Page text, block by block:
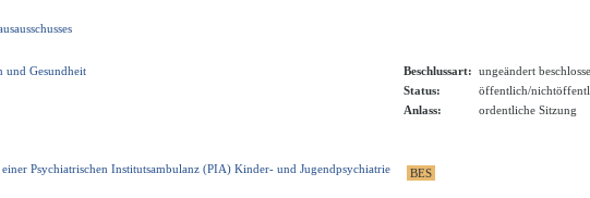
und Gesundheit Beschlussart: ungeändert
Status:
öffentlich/
Anlass:
ordentliche Sitzung
Psychiatrischen Institutsambulanz (PIA) Kinder- und Jugendpsychiatrie